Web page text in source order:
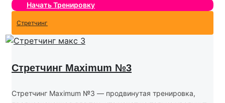
Начать Тренировку
Стретчинг
Стретчинг Maximum №3
Стретчинг Maximum №3 — продвинутая тренировка,